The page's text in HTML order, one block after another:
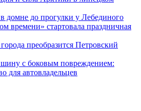
домне до прогулки у Лебединого
времени» стартовала праздничная
преобразится Петровский
шину с боковым повреждением:
для автовладельцев